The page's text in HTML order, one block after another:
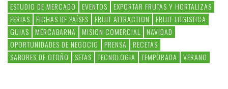
ESTUDIO DE MERCADO
EVENTOS
EXPORTAR FRUTAS Y HORTALIZAS
FERIAS
FICHAS DE PAÍSES FRUIT ATTRACTION
FRUIT LOGISTICA
GUIAS
MERCABARNA MISION COMERCIAL
NAVIDAD
OPORTUNIDADES DE NEGOCIO
PRENSA
RECETAS
SABORES DE OTOÑO
SETAS TECNOLOGIA TEMPORADA VERANO